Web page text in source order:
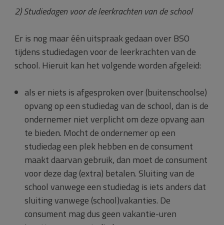
2) Studiedagen voor de leerkrachten van de school
Er is nog maar één uitspraak gedaan over BSO
tijdens studiedagen voor de leerkrachten van de
school. Hieruit kan het volgende worden afgeleid:
als er niets is afgesproken over (buitenschoolse)
opvang op een studiedag van de school, dan is de
ondernemer niet verplicht om deze opvang aan
te bieden. Mocht de ondernemer op een
studiedag een plek hebben en de consument
maakt daarvan gebruik, dan moet de consument
voor deze dag (extra) betalen. Sluiting van de
school vanwege een studiedag is iets anders dat
sluiting vanwege (school)vakanties. De
consument mag dus geen vakantie-uren